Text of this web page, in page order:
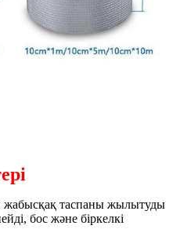
жабысқақ таспаны жылытуды
бос және біркелкі